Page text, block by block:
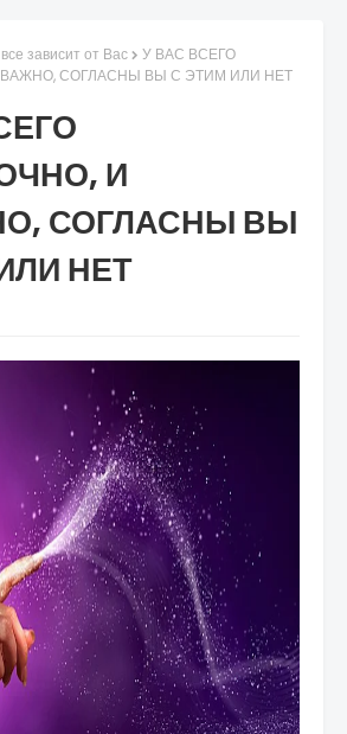
все зависит от Вас
У ВАС ВСЕГО
СОГЛАСНЫ ВЫ С ЭТИМ ИЛИ НЕТ
И
СОГЛАСНЫ ВЫ
НЕТ